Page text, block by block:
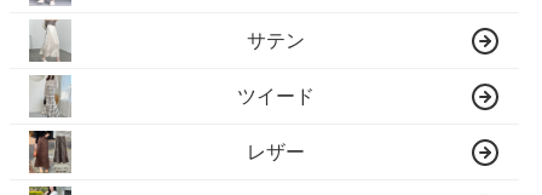
サテン
ツイード
レザー